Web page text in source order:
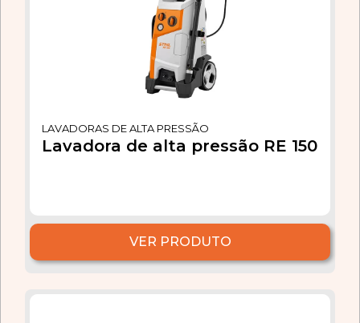
LAVADORAS DE ALTA PRESSÃO
Lavadora de alta pressão RE 150
VER PRODUTO